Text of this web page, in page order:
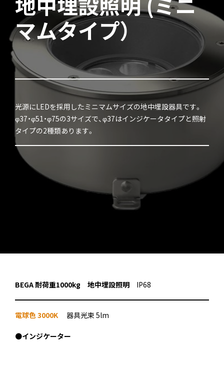
マムタイプ）
光源にLEDを採用したミニマムサイズの地中埋設器具です。
φ37・φ51・φ75の3サイズで、φ37はインジケータタイプと照射
タイプの2種類あります。
BEGA 耐荷重1000kg 地中埋設照明 IP68
電球色 3000K器具光束 5lm
●インジケーター